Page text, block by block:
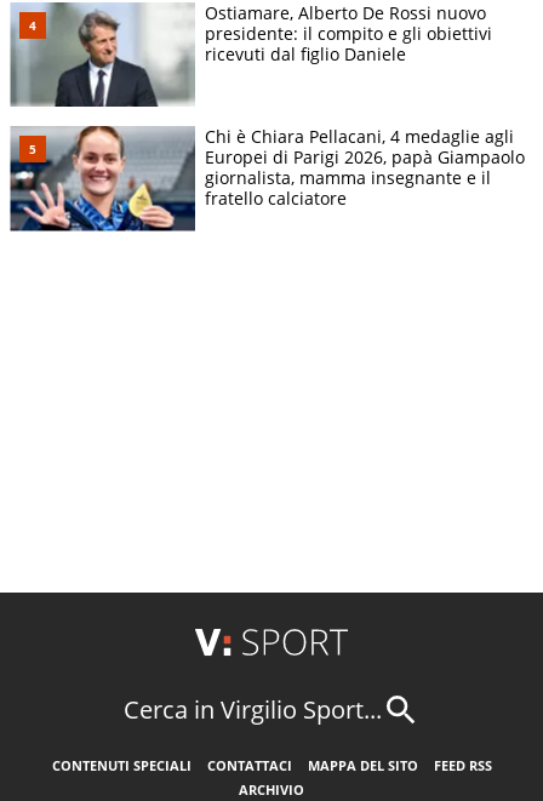
Ostiamare, Alberto De Rossi nuovo
presidente: il compito e gli obiettivi
ricevuti dal figlio Daniele
Chi è Chiara Pellacani, 4 medaglie agli
Europei di Parigi 2026, papà Giampaolo
giornalista, mamma insegnante e il
fratello calciatore
Cerca in Virgilio Sport...
CONTENUTI SPECIALI CONTATTACI MAPPA DEL SITO
FEED RSS
ARCHIVIO